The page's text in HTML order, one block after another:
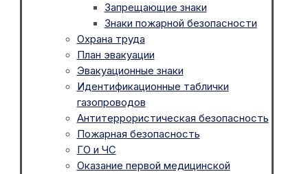
Запрещающие знаки
Знаки пожарной безопасности
Охрана труда
План эвакуации
Эвакуационные знаки
Идентификационные таблички
газопроводов
Антитеррористическая безопасность
Пожарная безопасность
ГО и ЧС
Оказание первой медицинской